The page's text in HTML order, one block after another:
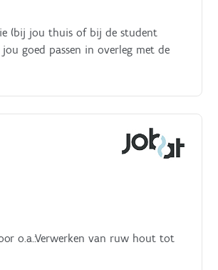
(bij jou thuis of bij de student
goed passen in overleg met de
o.a.:Verwerken van ruw hout tot